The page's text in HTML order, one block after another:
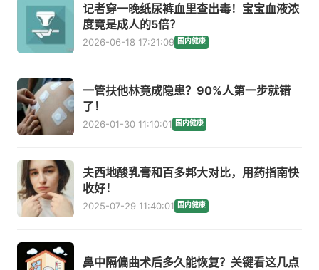
记者穿一晚纸尿裤血里查出毒！宝宝血液浓
度竟是成人的5倍？
2026-06-18 17:21:09 国内健康
一管扶他林竟成隐患？90%人第一步就错
了！
2026-01-30 11:10:01 国内健康
夫西地酸乳膏和百多邦大对比，用药指南快
收好！
2025-07-29 11:40:01 国内健康
鼻中隔偏曲术后多久能恢复？关键看这几点